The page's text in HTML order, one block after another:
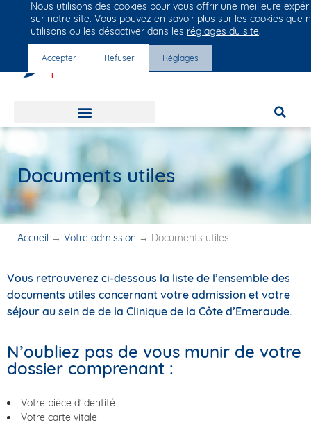
Groupe Vivalto Santé
Entre nous, la vie
Documents utiles
Accueil → Votre admission → Documents utiles
Vous retrouverez ci-dessous la liste de l’ensemble des
documents utiles concernant votre admission et votre
séjour au sein de de la Clinique de la Côte d’Emeraude.
N’oubliez pas de vous munir de votre
dossier comprenant :
Votre pièce d’identité
Votre carte vitale
Nous utilisons des cookies pour vous offrir une meilleure
sur notre site. Vous pouvez en savoir plus sur les cookies que
utilisons ou les désactiver dans les réglages du site.
Accepter Refuser Réglages